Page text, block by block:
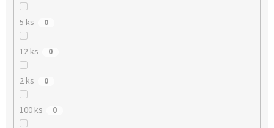
5 ks 0
12 ks 0
2 ks 0
100 ks 0